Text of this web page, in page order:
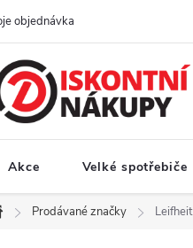
objednávka
Akce Velké spotřebiče
Domů
Prodávané značky Leifheit